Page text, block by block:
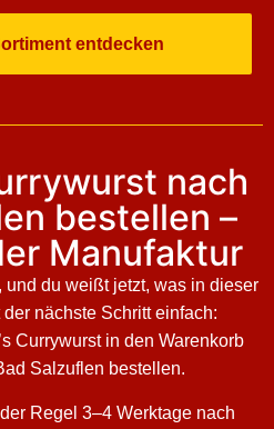
entdecken
nach
bestellen –
Manufaktur
und du weißt jetzt, was in dieser
nächste Schritt einfach:
Currywurst in den Warenkorb
Salzuflen bestellen.
Regel 3–4 Werktage nach